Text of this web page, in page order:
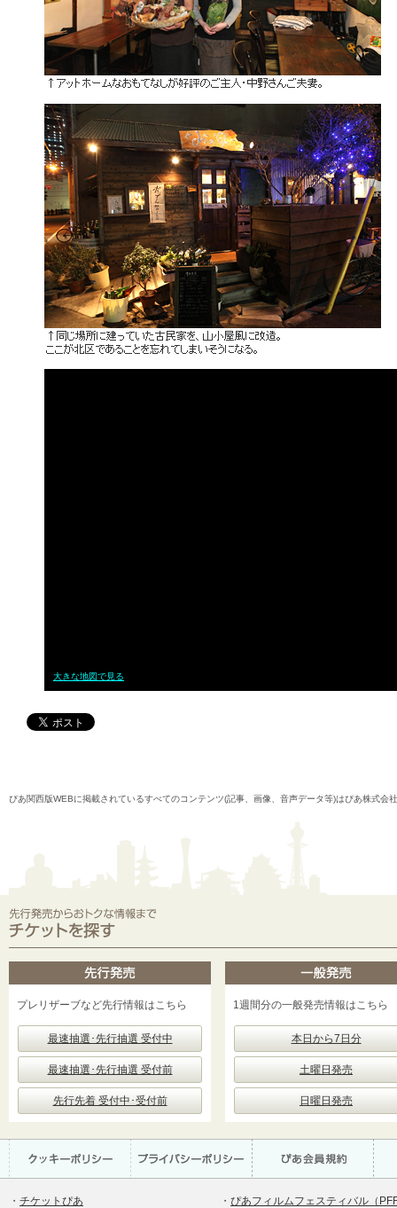
大きな地図で見る
ぴあ関西版WEBに掲載されているすべてのコンテンツ(記事、画像、音声データ等)はぴあ株式会
プレリザーブなど先行情報はこちら
最速抽選･先行抽選 受付中
最速抽選･先行抽選 受付前
先行先着 受付中･受付前
1週間分の一般発売情報はこちら
本日から7日分
土曜日発売
日曜日発売
・ チケットぴあ ・ ぴあフィルムフェスティバル（